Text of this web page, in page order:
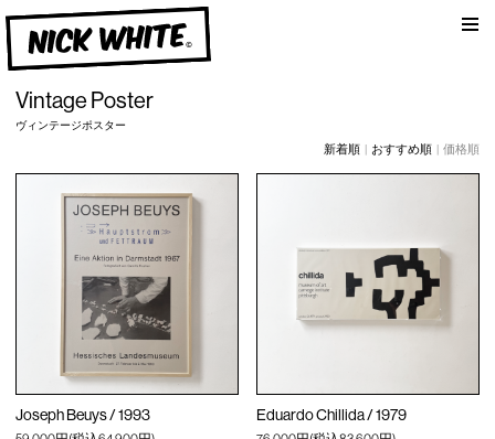
NICK WHITE
Vintage Poster
ヴィンテージポスター
新着順| おすすめ順| 価格順
Joseph Beuys / 1993 Eduardo Chillida / 1979